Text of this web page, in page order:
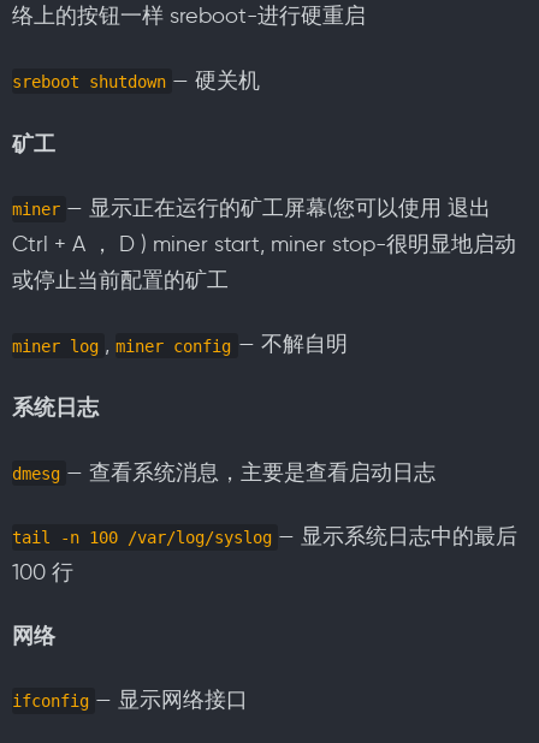
络上的按钮一样 sreboot-进行硬重启
sreboot shutdown — 硬关机
矿工
miner — 显示正在运行的矿工屏幕(您可以使用 退出
Ctrl + A ， D ) miner start, miner stop-很明显地启动
或停止当前配置的矿工
miner log ,miner config — 不解自明
系统日志
dmesg — 查看系统消息，主要是查看启动日志
tail -n 100 /var/log/syslog — 显示系统日志中的最后
100 行
网络
ifconfig — 显示网络接口